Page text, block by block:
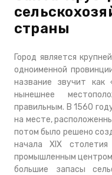
страны
Город является
одноименной
название звучит как
нынешнее
правильным. В 1560
на месте,
потом было решено
начала XIX
промышленным центром
большие запасы